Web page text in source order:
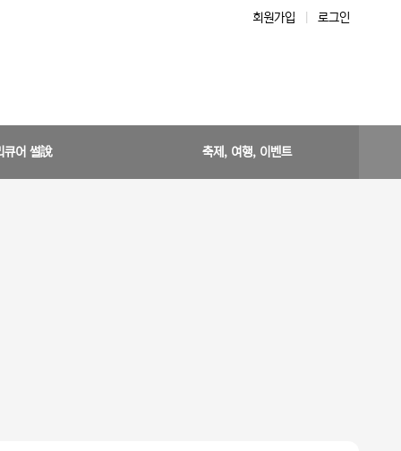
회원가입 로그인
큐어 썰說 축제, 여행, 이벤트